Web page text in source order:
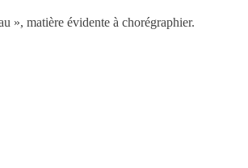
», matière évidente à chorégraphier.